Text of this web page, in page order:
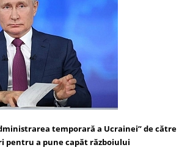
temporară a Ucrainei” de către
pentru a pune capăt războiului